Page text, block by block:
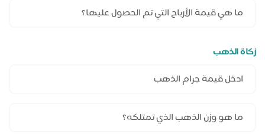
زكاة الذهب